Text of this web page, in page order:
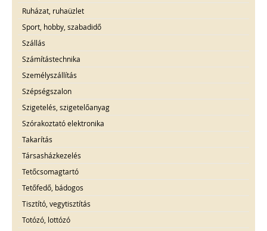
Ruházat, ruhaüzlet
Sport, hobby, szabadidő
Szállás
Számítástechnika
Személyszállítás
Szépségszalon
Szigetelés, szigetelőanyag
Szórakoztató elektronika
Takarítás
Társasházkezelés
Tetőcsomagtartó
Tetőfedő, bádogos
Tisztító, vegytisztítás
Totózó, lottózó